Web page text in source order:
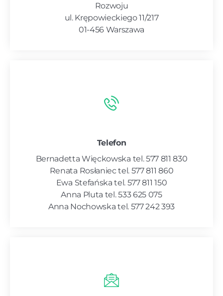
Rozwoju
ul. Krępowieckiego 11/217
01-456 Warszawa
Telefon
Bernadetta Więckowska tel. 577 811 830
Renata Rosłaniec tel. 577 811 860
Ewa Stefańska tel. 577 811 150
Anna Pluta tel. 533 625 075
Anna Nochowska tel. 577 242 393